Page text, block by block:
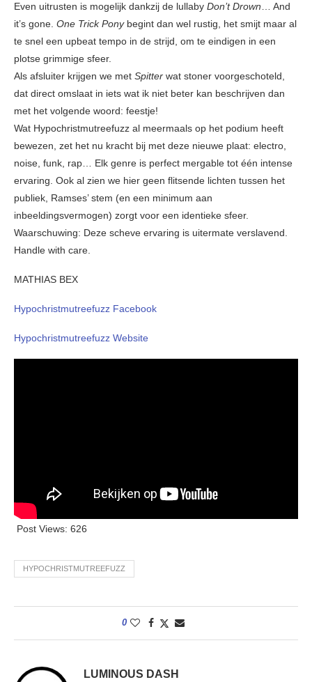
Even uitrusten is mogelijk dankzij de lullaby Don’t Drown… And
it’s gone. One Trick Ponybegint dan wel rustig, het smijt maar al
te snel een upbeat tempo in de strijd, om te eindigen in een
plotse grimmige sfeer.
Als afsluiter krijgen we met Spitter wat stoner voorgeschoteld,
dat direct omslaat in iets wat ik niet beter kan beschrijven dan
met het volgende woord: feestje!
Wat Hypochristmutreefuzz al meermaals op het podium heeft
bewezen, zet het nu kracht bij met deze nieuwe plaat: electro,
noise, funk, rap… Elk genre is perfect mergable tot één intense
ervaring. Ook al zien we hier geen flitsende lichten tussen het
publiek, Ramses’ stem (en een minimum aan
inbeeldingsvermogen) zorgt voor een identieke sfeer.
Waarschuwing: Deze scheve ervaring is uitermate verslavend.
Handle with care.
MATHIAS BEX
Hypochristmutreefuzz Facebook
Hypochristmutreefuzz Website
Post Views: 626
HYPOCHRISTMUTREEFUZZ
0
LUMINOUS DASH